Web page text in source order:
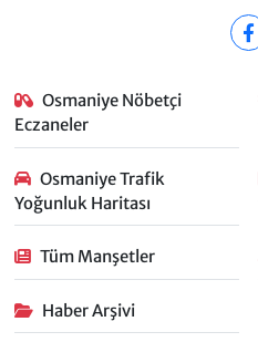
Osmaniye Nöbetçi
Eczaneler
Osmaniye Trafik
Yoğunluk Haritası
Tüm Manşetler
Haber Arşivi